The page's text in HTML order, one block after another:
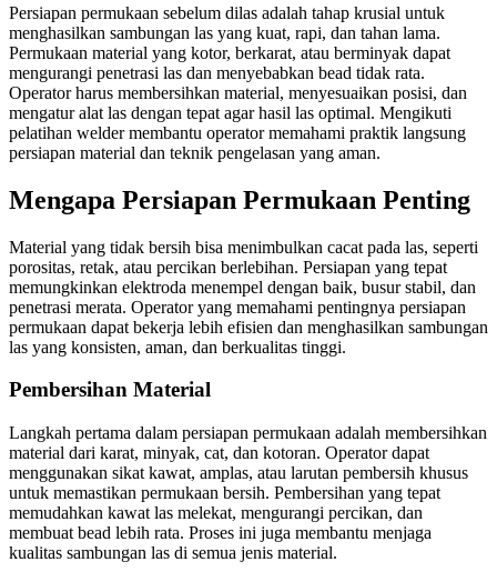
Persiapan permukaan sebelum dilas adalah tahap krusial untuk
menghasilkan sambungan las yang kuat, rapi, dan tahan lama.
Permukaan material yang kotor, berkarat, atau berminyak dapat
mengurangi penetrasi las dan menyebabkan bead tidak rata.
Operator harus membersihkan material, menyesuaikan posisi, dan
mengatur alat las dengan tepat agar hasil las optimal. Mengikuti
pelatihan welder membantu operator memahami praktik langsung
persiapan material dan teknik pengelasan yang aman.
Mengapa Persiapan Permukaan Penting
Material yang tidak bersih bisa menimbulkan cacat pada las, seperti
porositas, retak, atau percikan berlebihan. Persiapan yang tepat
memungkinkan elektroda menempel dengan baik, busur stabil, dan
penetrasi merata. Operator yang memahami pentingnya persiapan
permukaan dapat bekerja lebih efisien dan menghasilkan sambungan
las yang konsisten, aman, dan berkualitas tinggi.
Pembersihan Material
Langkah pertama dalam persiapan permukaan adalah membersihkan
material dari karat, minyak, cat, dan kotoran. Operator dapat
menggunakan sikat kawat, amplas, atau larutan pembersih khusus
untuk memastikan permukaan bersih. Pembersihan yang tepat
memudahkan kawat las melekat, mengurangi percikan, dan
membuat bead lebih rata. Proses ini juga membantu menjaga
kualitas sambungan las di semua jenis material.